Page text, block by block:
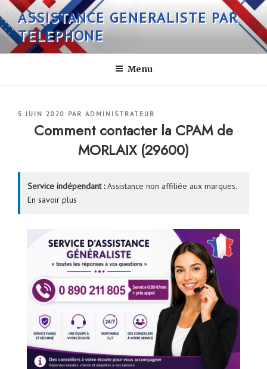
Aller
au
contenu
principal
ASSISTANCE GENERALISTE PAR
TELEPHONE
Menu
PUBLIÉ
5 JUIN 2020 PAR ADMINISTRATEUR
Comment contacter la CPAM de
MORLAIX (29600)
Service indépendant :Assistance non affiliée aux marques.
En savoir plus